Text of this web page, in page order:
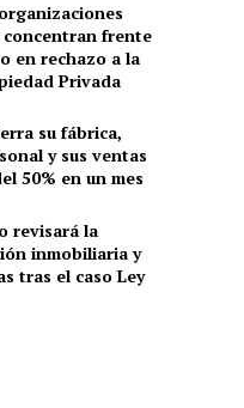
concentran frente
en rechazo a la
Privada
su fábrica,
y sus ventas
50% en un mes
revisará la
inmobiliaria y
tras el caso Ley